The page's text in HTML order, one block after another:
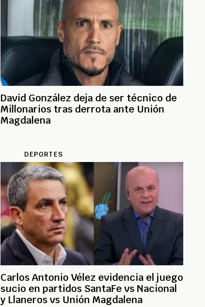
David González deja de ser técnico de
Millonarios tras derrota ante Unión
Magdalena
DEPORTES
Carlos Antonio Vélez evidencia el juego
sucio en partidos SantaFe vs Nacional
y Llaneros vs Unión Magdalena